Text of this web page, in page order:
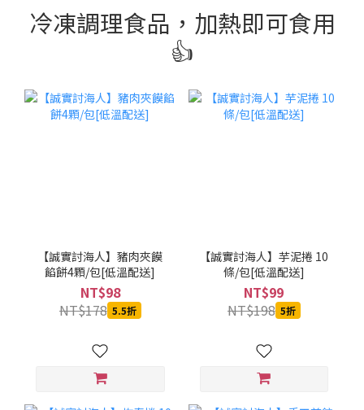
冷凍調理食品，加熱即可食用
👍
【誠實討海人】豬肉夾饃
餡餅4顆/包[低溫配送]
NT$98
NT$178 5.5折
【誠實討海人】芋泥捲 10
條/包[低溫配送]
NT$99
NT$198 5折